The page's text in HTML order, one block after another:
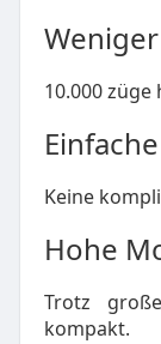
10.000
Keine
Hohe
Trotz
kompakt.